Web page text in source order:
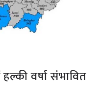
वर्षा संभावित